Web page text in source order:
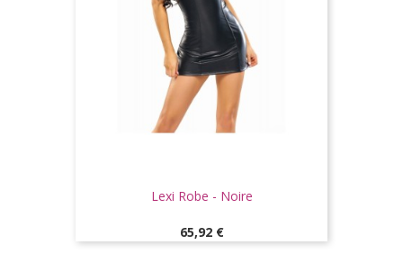
Lexi Robe - Noire
Prix
65,92 €